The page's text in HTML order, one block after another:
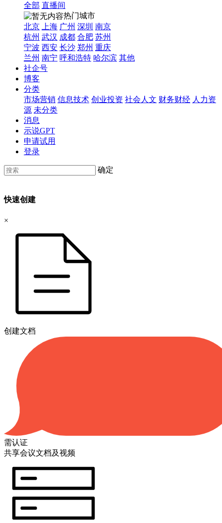
全部 直播间
热门城市
北京
上海 广州 深圳 南京
杭州 武汉 成都 合肥 苏州
宁波 西安 长沙 郑州 重庆
兰州 南宁 呼和浩特 哈尔滨 其他
社企号
博客
分类
市场营销 信息技术 创业投资 社会人文 财务财经 人力资
源 未分类
消息
示说GPT
申请试用
登录
确定
快速创建
×
创建文档
需认证
共享会议文档及视频